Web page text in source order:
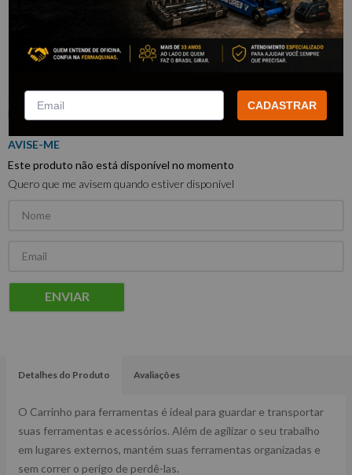
Carrinho para Ferramentas Vermelho
6 Gavetas - 1205100601 SIGMA
1205100601
Sigma
Este produto não está disponível no momento
Quero que me avisem quando estiver disponível
ENVIAR
Detalhes do Produto Avaliações
O Carrinho para ferramentas é ideal para guardar e transportar
suas ferramentas e acessórios. Além de agilizar o seu trabalho
em lugares externos, mantém suas ferramentas organizadas e
sem correr o perigo de perdê-las.
CADASTRAR